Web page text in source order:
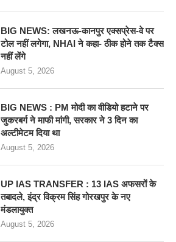
BIG NEWS: लखनऊ-कानपुर एक्सप्रेस-वे पर
टोल नहीं लगेगा, NHAI ने कहा- ठीक होने तक टैक्स
नहीं लेंगे
August 5, 2026
BIG NEWS : PM मोदी का वीडियो हटाने पर
जुकरबर्ग ने माफी मांगी, सरकार ने 3 दिन का
अल्टीमेटम दिया था
August 5, 2026
UP IAS TRANSFER : 13 IAS अफसरों के
तबादले, इंद्र विक्रम सिंह गोरखपुर के नए
मंडलायुक्त
August 5, 2026